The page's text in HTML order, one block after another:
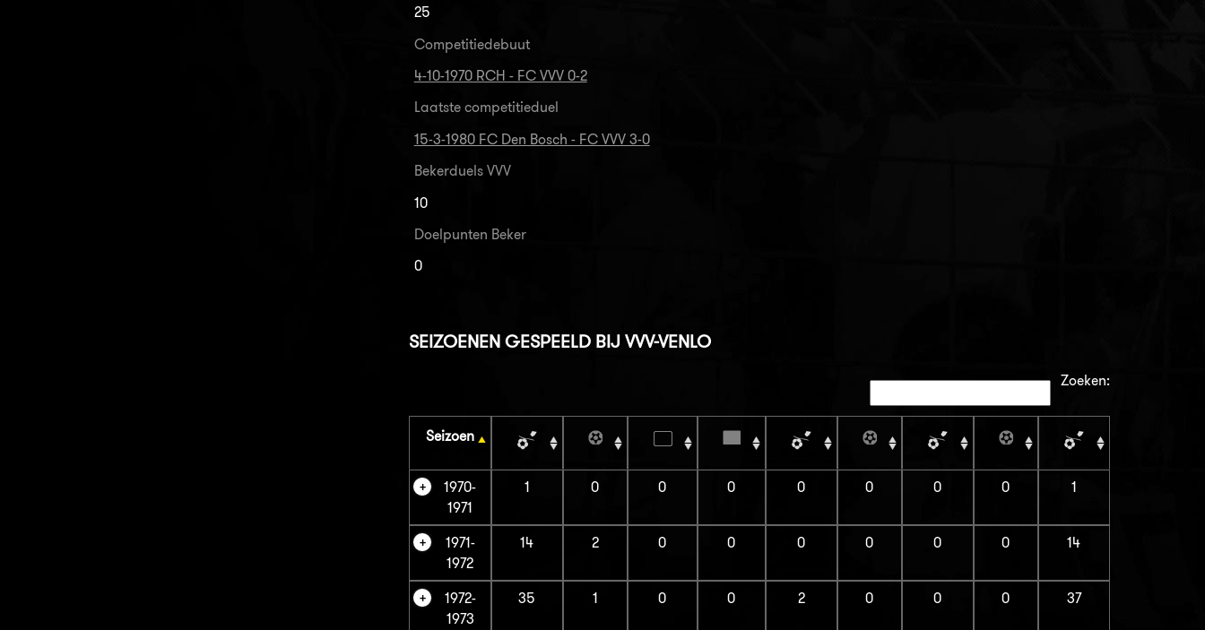
25
Competitiedebuut
4-10-1970 RCH - FC VVV 0-2
Laatste competitieduel
15-3-1980 FC Den Bosch - FC VVV 3-0
Bekerduels VVV
10
Doelpunten Beker
0
SEIZOENEN GESPEELD BIJ VVV-VENLO
Zoeken:
Seizoen
1970-
1971
1 0 0 0 0 0 0 0 1
1971-
1972
14 2 0 0 0 0 0 0 14
1972-
1973
35 1 0 0 2 0 0 0 37